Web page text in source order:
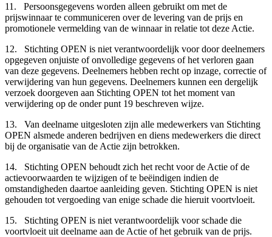
11. Persoonsgegevens worden alleen gebruikt om met de
prijswinnaar te communiceren over de levering van de prijs en
promotionele vermelding van de winnaar in relatie tot deze Actie.
12. Stichting OPEN is niet verantwoordelijk voor door deelnemers
opgegeven onjuiste of onvolledige gegevens of het verloren gaan
van deze gegevens. Deelnemers hebben recht op inzage, correctie of
verwijdering van hun gegevens. Deelnemers kunnen een dergelijk
verzoek doorgeven aan Stichting OPEN tot het moment van
verwijdering op de onder punt 19 beschreven wijze.
13. Van deelname uitgesloten zijn alle medewerkers van Stichting
OPEN alsmede anderen bedrijven en diens medewerkers die direct
bij de organisatie van de Actie zijn betrokken.
14. Stichting OPEN behoudt zich het recht voor de Actie of de
actievoorwaarden te wijzigen of te beëindigen indien de
omstandigheden daartoe aanleiding geven. Stichting OPEN is niet
gehouden tot vergoeding van enige schade die hieruit voortvloeit.
15. Stichting OPEN is niet verantwoordelijk voor schade die
voortvloeit uit deelname aan de Actie of het gebruik van de prijs.